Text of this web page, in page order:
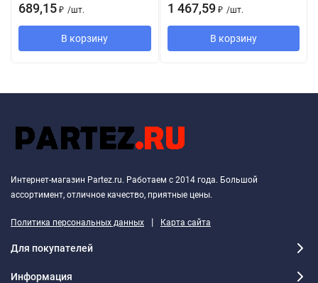
689,15 ₽ /шт.
В корзину
1 467,59 ₽ /шт.
В корзину
Интернет-магазин Partez.ru. Работаем с 2014 года. Большой
ассортимент, отличное качество, приятные цены.
Политика персональных данных | Карта сайта
Для покупателей
Информация